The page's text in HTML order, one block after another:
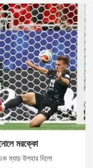
মরক্কো
ম্যাচ উপহার দিলো